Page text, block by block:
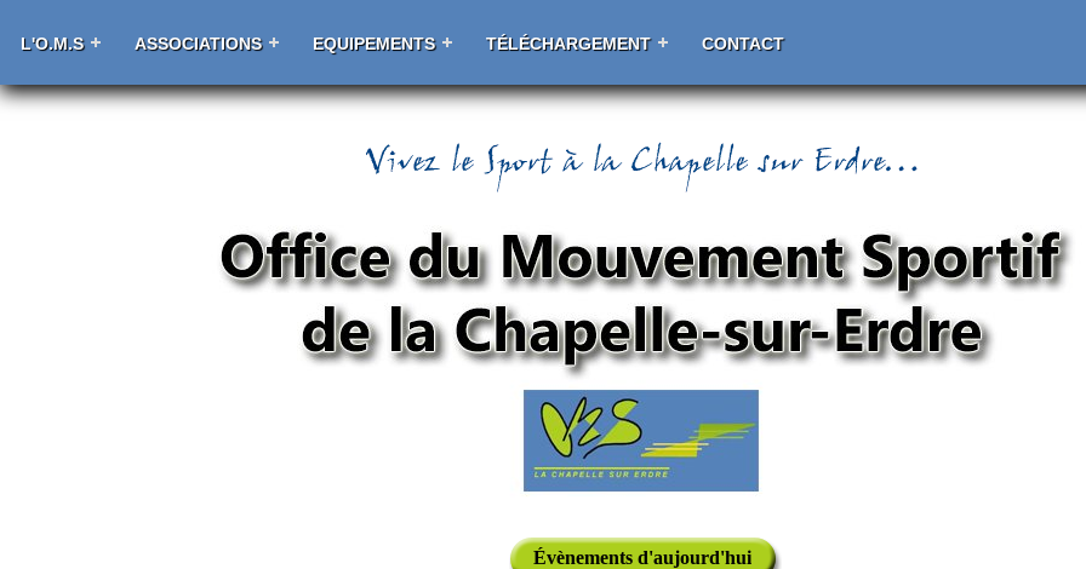
L'O.M.S ASSOCIATIONS EQUIPEMENTS TÉLÉCHARGEMENT CONTACT
Évènements d'aujourd'hui